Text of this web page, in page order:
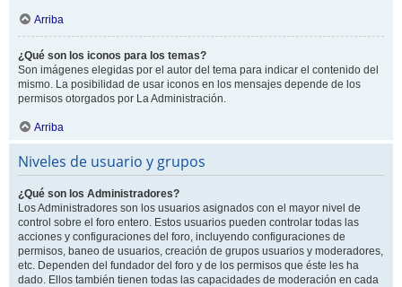
Arriba
¿Qué son los iconos para los temas?
Son imágenes elegidas por el autor del tema para indicar el contenido del
mismo. La posibilidad de usar iconos en los mensajes depende de los
permisos otorgados por La Administración.
Arriba
Niveles de usuario y grupos
¿Qué son los Administradores?
Los Administradores son los usuarios asignados con el mayor nivel de
control sobre el foro entero. Estos usuarios pueden controlar todas las
acciones y configuraciones del foro, incluyendo configuraciones de
permisos, baneo de usuarios, creación de grupos usuarios y moderadores,
etc. Dependen del fundador del foro y de los permisos que éste les ha
dado. Ellos también tienen todas las capacidades de moderación en cada